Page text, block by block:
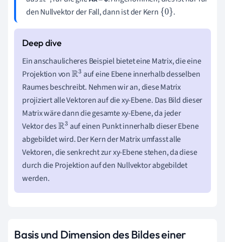
den Nullvektor der Fall, dann ist der Kern {0} .
Ein anschaulicheres Beispiel bietet eine Matrix, die eine
Projektion vonR3 auf eine Ebene innerhalb desselben
Raumes beschreibt. Nehmen wir an, diese Matrix
projiziert alle Vektoren auf die xy-Ebene. Das Bild dieser
Matrix wäre dann die gesamte xy-Ebene, da jeder
Vektor desR3 auf einen Punkt innerhalb dieser Ebene
abgebildet wird. Der Kern der Matrix umfasst alle
Vektoren, die senkrecht zur xy-Ebene stehen, da diese
durch die Projektion auf den Nullvektor abgebildet
werden.
Basis und Dimension des Bildes einer